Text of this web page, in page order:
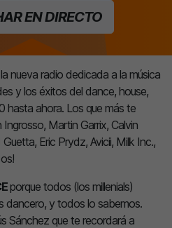
EN DIRECTO
nueva radio dedicada a la música
y los éxitos del dance, house,
ahora. Los que más te
Martin Garrix, Calvin
Eric Prydz, Avicii, Milk Inc.,
porque todos (los millenials)
dancero, y todos lo sabemos.
Sánchez que te recordará a